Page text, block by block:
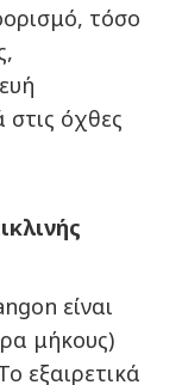
τόσο
στις όχθες
είναι
μήκους)
εξαιρετικά